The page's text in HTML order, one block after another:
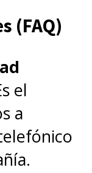
(FAQ)
el
a